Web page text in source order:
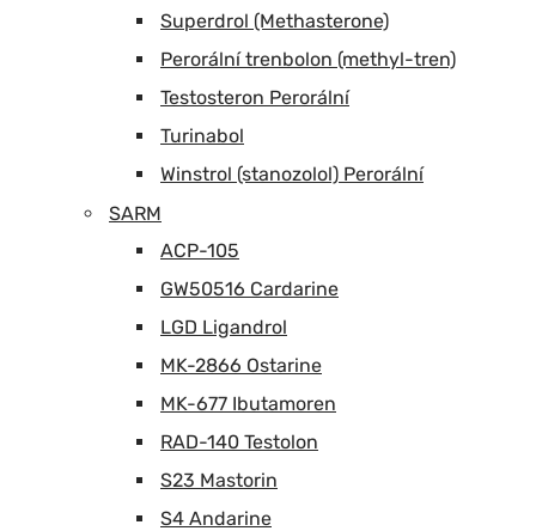
Superdrol (Methasterone)
Perorální trenbolon (methyl-tren)
Testosteron Perorální
Turinabol
Winstrol (stanozolol) Perorální
SARM
ACP-105
GW50516 Cardarine
LGD Ligandrol
MK-2866 Ostarine
MK-677 Ibutamoren
RAD-140 Testolon
S23 Mastorin
S4 Andarine